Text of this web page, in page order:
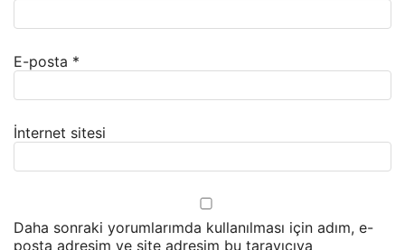
E-posta *
İnternet sitesi
Daha sonraki yorumlarımda kullanılması için adım, e-
posta adresim ve site adresim bu tarayıcıya